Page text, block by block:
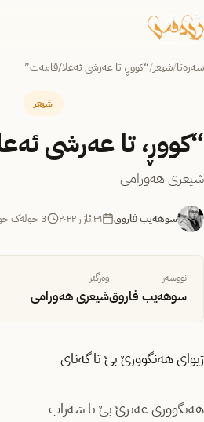
سەرەتا/شیعر/“کووڕ، تا عەرشی ئەعلا/قامەت”
شیعر
“کووڕ، تا عەرشی
شیعری هەورامی
سوهەیب فاروق ٣١ ئازار ٢٠٢٢ 3 خولەک خوێندنەوە
نووسەر
سوهەیب فاروق
وەرگێر
شیعری هەورامی
ژیوای هەنگوورێ بێ تا گەنای
هەنگووری عەترێ بێ تا شەراب